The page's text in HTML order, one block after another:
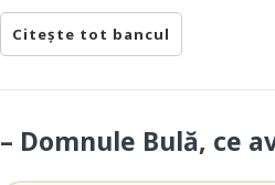
Citește tot bancul
– Domnule Bulă, ce